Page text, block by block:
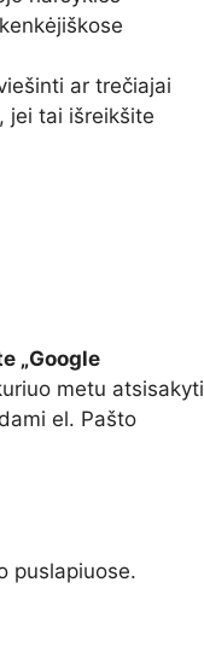
ar trečiajai
jei tai išreikšite
„Google
metu atsisakyti
el. Pašto
puslapiuose.